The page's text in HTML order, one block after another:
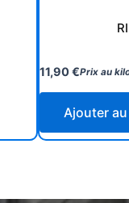
11,90€Prix au
Ajouter